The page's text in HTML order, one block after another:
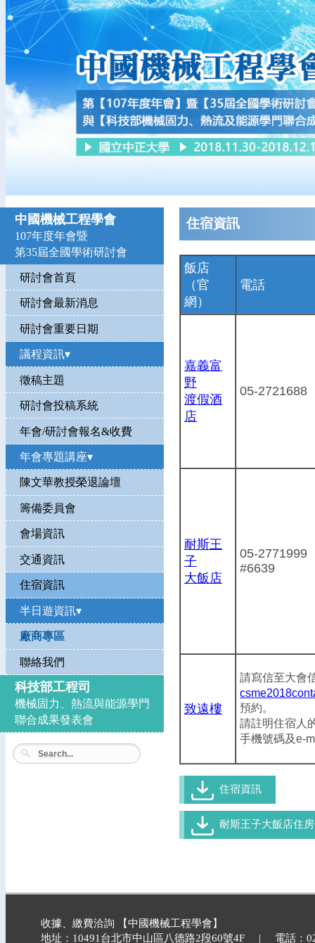
中國機械工程學會
107年度年會暨
第35屆全國學術研討會
研討會首頁
研討會最新消息
研討會重要日期
議程資訊▾
徵稿主題
研討會投稿系統
年會/研討會報名&收費
年會專題講座▾
陳文華教授榮退論壇
籌備委員會
會場資訊
交通資訊
住宿資訊
半日遊資訊▾
廠商專區
聯絡我們
科技部工程司
機械固力、熱流與能源學門
聯合成果發表會
住宿資訊
飯店
（官
網）
電話
嘉義富
野
渡假酒
店
05-2721688
耐斯王
子
大飯店
05-2771999
#6639
致遠樓
請寫信至大會
預約。
請註明住宿人
手機號碼及e-
住宿資訊
耐斯王子大飯店住
收據、繳費洽詢 【中國機械工程學會】
地址：10491台北市中山區八德路2段60號4F | 電話：